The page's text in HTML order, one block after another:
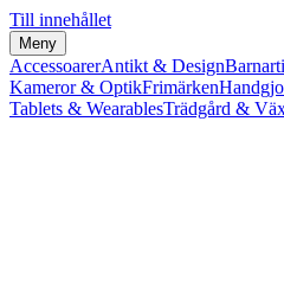
Till innehållet
Meny
AccessoarerAntikt & Design
Kameror & OptikFrimärken
Tablets & WearablesTrädgård &